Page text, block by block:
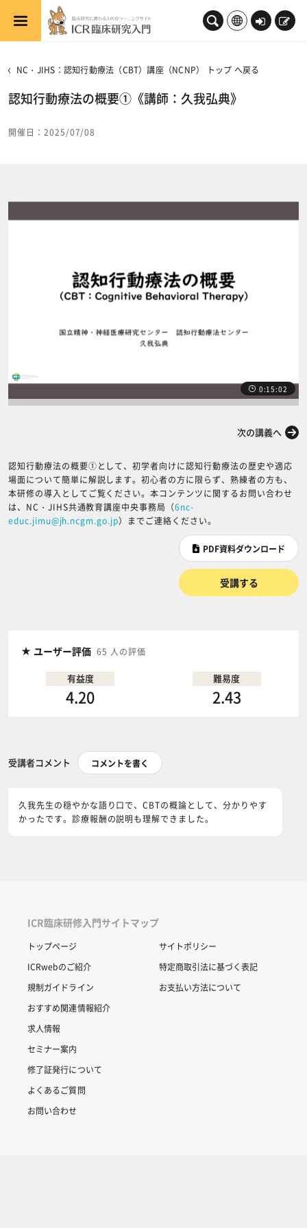
メインコンテンツへスキップする
ロ
ン
新
NC・JIHS：認知行動療法（CBT）講座（NCNP） トップ へ戻る
認知行動療法の概要①《講師：久我弘典》
開催日：2025/07/08
0:15:02
次の講義へ
認知行動療法の概要①として、初学者向けに認知行動療法の歴史や適応
場面について簡単に解説します。初心者の方に限らず、熟練者の方も、
本研修の導入としてご覧ください。本コンテンツに関するお問い合わせ
は、NC・JIHS共通教育講座中央事務局（6nc-
educ.jimu@jh.ncgm.go.jp）までご連絡ください。
PDF資料ダウンロード
受講する
ユーザー評価 65 人の評価
有益度
4.20
難易度
2.43
受講者コメント コメントを書く
久我先生の穏やかな語り口で、CBTの概論として、分かりやす
かったです。診療報酬の説明も理解できました。
ICR臨床研修入門サイトマップ
トップページ
ICRwebのご紹介
規制ガイドライン
おすすめ関連情報紹介
求人情報
セミナー案内
修了証発行について
よくあるご質問
お問い合わせ
サイトポリシー
特定商取引法に基づく表記
お支払い方法について